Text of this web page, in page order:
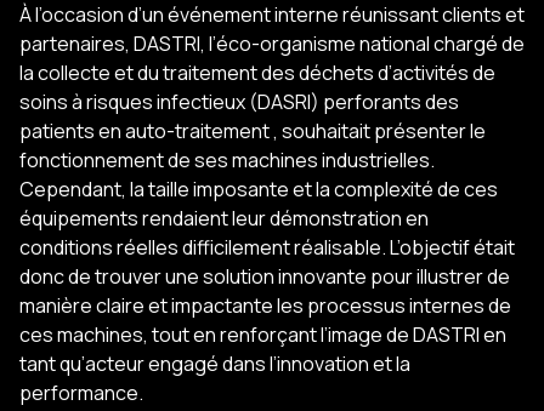
À l’occasion d’un événement interne réunissant clients et
partenaires, DASTRI, l’éco-organisme national chargé de
la collecte et du traitement des déchets d’activités de
soins à risques infectieux (DASRI) perforants des
patients en auto-traitement , souhaitait présenter le
fonctionnement de ses machines industrielles.
Cependant, la taille imposante et la complexité de ces
équipements rendaient leur démonstration en
conditions réelles difficilement réalisable. L’objectif était
donc de trouver une solution innovante pour illustrer de
manière claire et impactante les processus internes de
ces machines, tout en renforçant l’image de DASTRI en
tant qu’acteur engagé dans l’innovation et la
performance.